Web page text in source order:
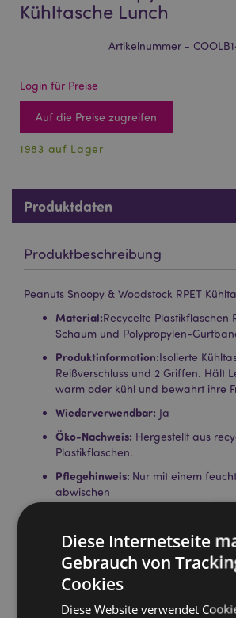
Kühltasche Lunch
Artikelnummer -
Login für Preise
Auf die Preise zugreifen
1983 auf Lager
Produktdaten
Produktbeschreibung
Peanuts Snoopy & Woodstock RPET
Material:Recycelte Plastikflaschen
Schaum und Polypropylen-
Produktinformation:Isolierte
Reißverschluss und 2 Griffen. Hält
warm oder kühl und bewahrt ihre
Wiederverwendbar: Ja
Öko-Nachweis: Hergestellt aus
Plastikflaschen.
Pflegehinweis: Nur mit einem
abwischen
Dieses
aufgeführten Länder vollständig
sich außerhalb dieser Gebiete
Sie bitte nicht, dieses Produkt zu
wird es aus Ihrer Bestellung
Informationen wenden Sie sich
Kundenservice.
Diese Internetseite
Gebrauch von
Cookies
Diese Website verwendet